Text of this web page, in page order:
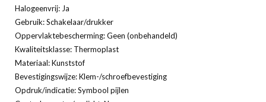
Halogeenvrij: Ja
Gebruik: Schakelaar/drukker
Oppervlaktebescherming: Geen (onbehandeld)
Kwaliteitsklasse: Thermoplast
Materiaal: Kunststof
Bevestigingswijze: Klem-/schroefbevestiging
Opdruk/indicatie: Symbool pijlen